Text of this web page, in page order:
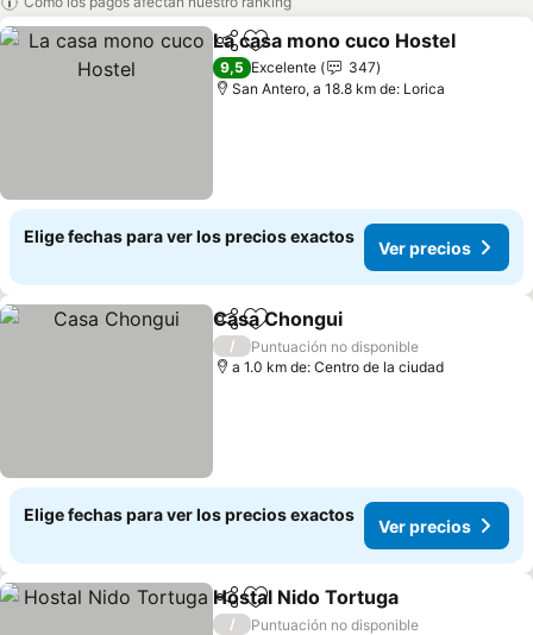
CompartirAgregar a favoritos
La casa mono cuco Hostel
9,5 Excelente
347
San Antero, a 18.8 km de: Lorica
Elige fechas para ver los precios exactos
Ver precios
CompartirAgregar a favoritos
Casa Chongui
/
Puntuación no disponible
a 1.0 km de: Centro de la ciudad
Elige fechas para ver los precios exactos
Ver precios
CompartirAgregar a favoritos
Hostal Nido Tortuga
/
Puntuación no disponible